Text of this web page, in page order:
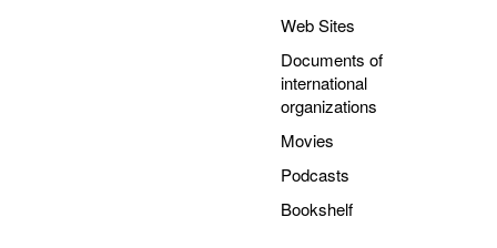
Web Sites
Documents of
international
organizations
Movies
Podcasts
Bookshelf